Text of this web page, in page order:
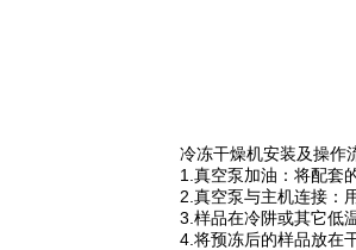
冷冻干燥机安装及操作
1.真空泵加油：将配套
2.真空泵与主机连接：
3.样品在冷阱或其它低
4.将预冻后的样品放在